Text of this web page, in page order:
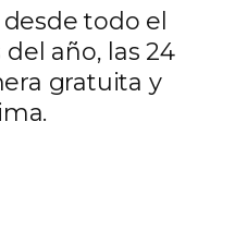
todo el
del año, las 24
gratuita y